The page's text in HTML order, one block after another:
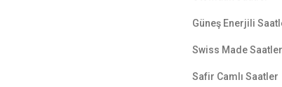
Güneş Enerjili
Swiss Made Saatler
Safir Camlı Saatler